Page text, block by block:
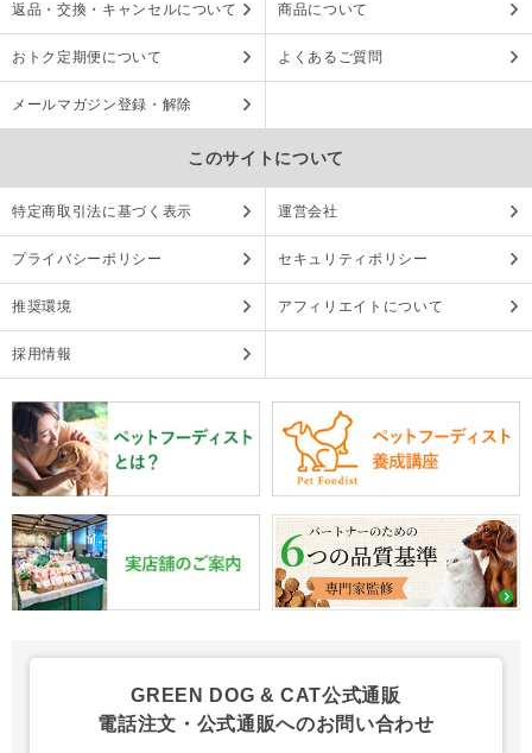
返品・交換・キャンセルについて 商品について
おトク定期便について よくあるご質問
メールマガジン登録・解除
このサイトについて
特定商取引法に基づく表示 運営会社
プライバシーポリシー セキュリティポリシー
推奨環境 アフィリエイトについて
採用情報
GREEN DOG & CAT公式通販
電話注文・公式通販へのお問い合わせ